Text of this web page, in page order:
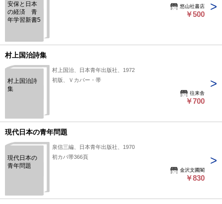
安保と日本
の経済 青
年学習新書5
悠山社書店
￥500
村上国治詩集
村上国治詩
集
村上国治、日本青年出版社、1972
初版、Ｖカバー・帯
往来舎
￥700
現代日本の青年問題
現代日本の
青年問題
泉信三編、日本青年出版社、1970
初カバ帯366頁
金沢文圃閣
￥830